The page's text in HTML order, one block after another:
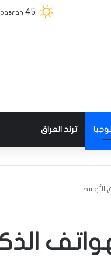
basrah 45
ترند العراق
الأوسط